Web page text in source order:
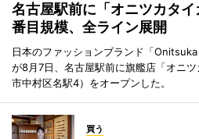
名古屋駅前に「オニツカタ
番目規模、全ライン展開
日本のファッションブランド「
が8月7日、名古屋駅前に旗艦店「オニ
市中村区名駅4）をオープンした。
買う